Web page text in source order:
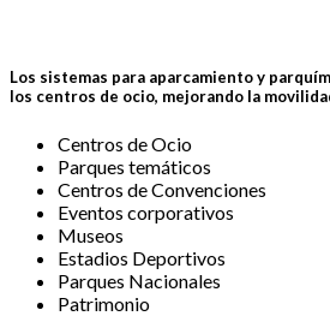
Los sistemas para aparcamientoy
los centros de ocio, mejorando la
Centros deOcio
Parques temáticos
Centros deConvenciones
Eventos corporativos
Museos
Estadios Deportivos
Parques Nacionales
Patrimonio